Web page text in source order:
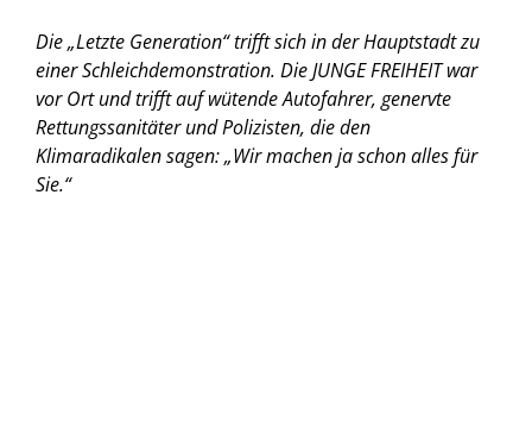
Die „Letzte Generation“ trifft sich in der Hauptstadt zu
einer Schleichdemonstration. Die JUNGE FREIHEIT war
vor Ort und trifft auf wütende Autofahrer, genervte
Rettungssanitäter und Polizisten, die den
Klimaradikalen sagen: „Wir machen ja schon alles für
Sie.“